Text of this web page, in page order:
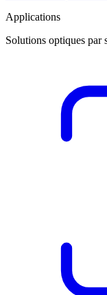
Applications
Solutions optiques par